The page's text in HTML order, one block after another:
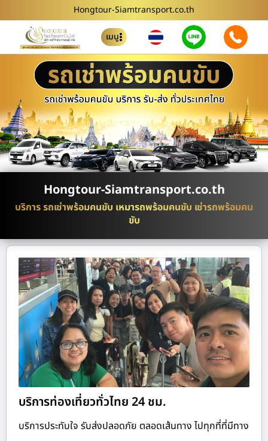
Hongtour-Siamtransport.co.th
เมนู
Hongtour-Siamtransport.co.th
บริการ รถเช่าพร้อมคนขับ เหมารถพร้อมคนขับ เช่ารถพร้อมคน
ขับ
บริการท่องเที่ยวทั่วไทย 24 ชม.
บริการประทับใจ รับส่งปลอดภัย ตลอดเส้นทาง ไปทุกที่ที่มีทาง